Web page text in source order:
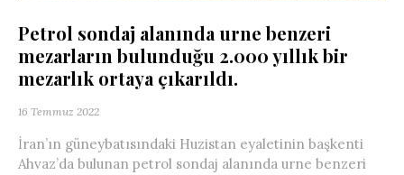
Petrol sondaj alanında urne benzeri
mezarların bulunduğu 2.000 yıllık bir
mezarlık ortaya çıkarıldı.
16 Temmuz 2022
İran’ın güneybatısındaki Huzistan eyaletinin başkenti
Ahvaz’da bulunan petrol sondaj alanında urne benzeri